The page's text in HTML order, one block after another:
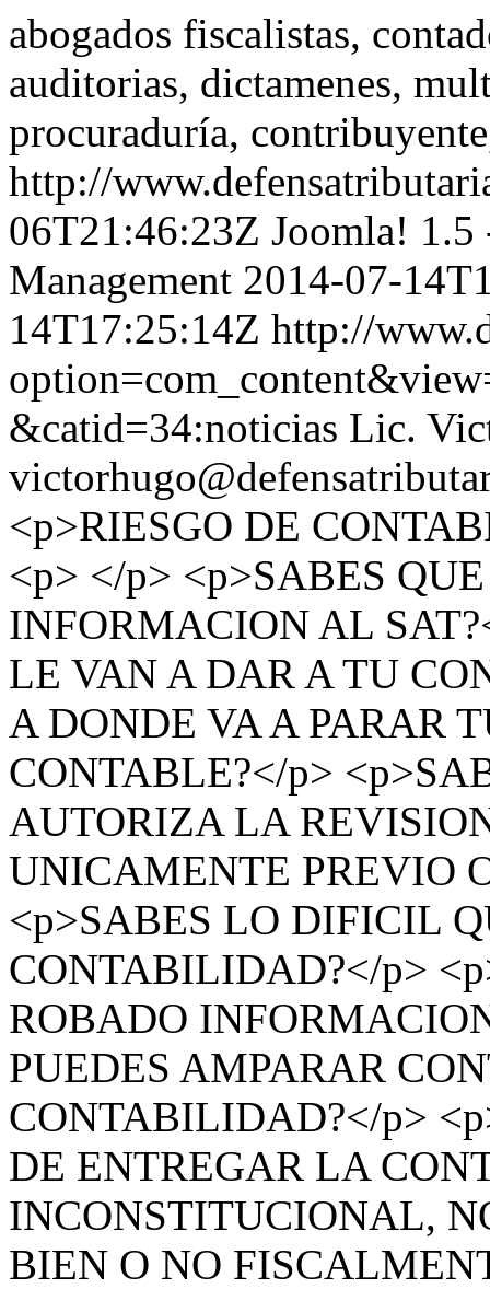
abogados fiscalistas,
auditorias, dictamenes,
procuraduría,
http://
06T21:46:23Z Joomla! 1.5
Management 2014-07-
14T17:25:14Z http://
&catid=34:noticias Lic.
<p>RIESGO DE
<p> </p> <p>SABES
INFORMACION AL
LE VAN A DAR A TU
A DONDE VA A PARAR
CONTABLE?</p>
AUTORIZA LA
UNICAMENTE PREVIO
<p>SABES LO DIFICIL
CONTABILIDAD?</p>
ROBADO
PUEDES AMPARAR
CONTABILIDAD?</p>
DE ENTREGAR LA
INCONSTITUCIONAL,
BIEN O NO